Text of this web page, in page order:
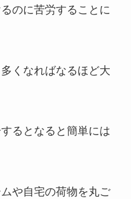
のに苦労することに
くなればなるほど大
るとなると簡単には
や自宅の荷物を丸ご